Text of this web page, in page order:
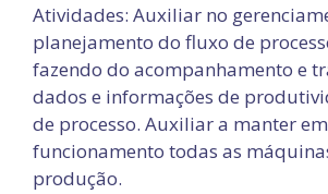
Atividades: Auxiliar no
planejamento do fluxo de
fazendo do acompanhamento e
dados e informações de
de processo. Auxiliar a manter em
funcionamento todas as
produção.